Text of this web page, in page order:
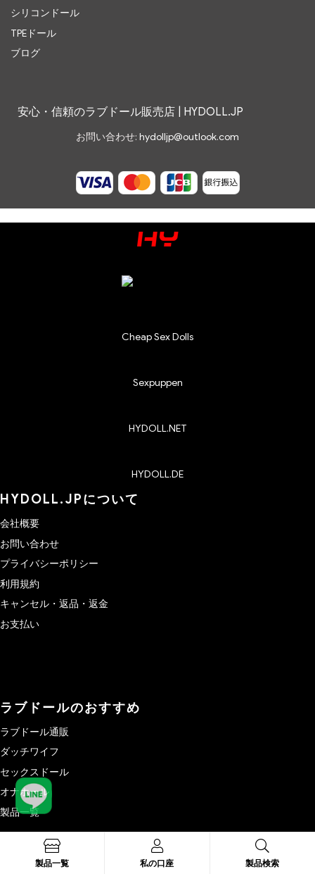
シリコンドール
TPEドール
ブログ
安心・信頼のラブドール販売店 | HYDOLL.JP
お問い合わせ: hydolljp@outlook.com
Cheap Sex Dolls
Sexpuppen
HYDOLL.NET
HYDOLL.DE
HYDOLL.JPについて
会社概要
お問い合わせ
プライバシーポリシー
利用規約
キャンセル・返品・返金
お支払い
ラブドールのおすすめ
ラブドール通販
ダッチワイフ
セックスドール
オナホール
製品一覧
製品一覧 私の口座 製品検索